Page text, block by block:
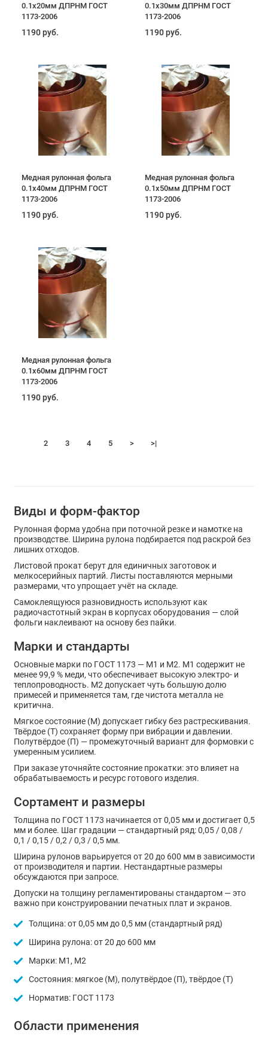
0.1х20мм ДПРНМ ГОСТ
1173-2006
1190 руб.
0.1х30мм ДПРНМ ГОСТ
1173-2006
1190 руб.
Медная рулонная фольга
0.1х40мм ДПРНМ ГОСТ
1173-2006
1190 руб.
Медная рулонная фольга
0.1х50мм ДПРНМ ГОСТ
1173-2006
1190 руб.
Медная рулонная фольга
0.1х60мм ДПРНМ ГОСТ
1173-2006
1190 руб.
2 3 4 5 > >|
Виды и форм-фактор
Рулонная форма удобна при поточной резке и намотке на
производстве. Ширина рулона подбирается под раскрой без
лишних отходов.
Листовой прокат берут для единичных заготовок и
мелкосерийных партий. Листы поставляются мерными
размерами, что упрощает учёт на складе.
Самоклеящуюся разновидность используют как
радиочастотный экран в корпусах оборудования — слой
фольги наклеивают на основу без пайки.
Марки и стандарты
Основные марки по ГОСТ 1173 — М1 и М2. М1 содержит не
менее 99,9 % меди, что обеспечивает высокую электро- и
теплопроводность. М2 допускает чуть большую долю
примесей и применяется там, где чистота металла не
критична.
Мягкое состояние (М) допускает гибку без растрескивания.
Твёрдое (Т) сохраняет форму при вибрации и давлении.
Полутвёрдое (П) — промежуточный вариант для формовки с
умеренным усилием.
При заказе уточняйте состояние прокатки: это влияет на
обрабатываемость и ресурс готового изделия.
Сортамент и размеры
Толщина по ГОСТ 1173 начинается от 0,05 мм и достигает 0,5
мм и более. Шаг градации — стандартный ряд: 0,05 / 0,08 /
0,1 / 0,15 / 0,2 / 0,3 / 0,5 мм.
Ширина рулонов варьируется от 20 до 600 мм в зависимости
от производителя и партии. Нестандартные размеры
обсуждаются при запросе.
Допуски на толщину регламентированы стандартом — это
важно при конструировании печатных плат и экранов.
Толщина: от 0,05 мм до 0,5 мм (стандартный ряд)
Ширина рулона: от 20 до 600 мм
Марки: М1, М2
Состояния: мягкое (М), полутвёрдое (П), твёрдое (Т)
Норматив: ГОСТ 1173
Области применения